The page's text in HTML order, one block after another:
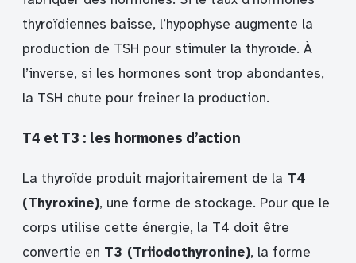
thyroïdiennes baisse, l’hypophyse augmente la
production de TSH pour stimuler la thyroïde. À
l’inverse, si les hormones sont trop abondantes,
la TSH chute pour freiner la production.
T4 et T3 : les hormones d’action
La thyroïde produit majoritairement de la T4
(Thyroxine), une forme de stockage. Pour que le
corps utilise cette énergie, la T4 doit être
convertie en T3 (Triiodothyronine), la forme